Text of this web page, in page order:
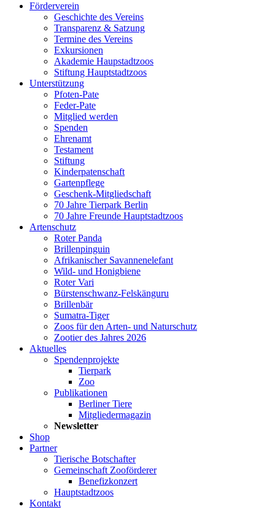
Förderverein
Geschichte des Vereins
Transparenz & Satzung
Termine des Vereins
Exkursionen
Akademie Haupstadtzoos
Stiftung Hauptstadtzoos
Unterstützung
Pfoten-Pate
Feder-Pate
Mitglied werden
Spenden
Ehrenamt
Testament
Stiftung
Kinderpatenschaft
Gartenpflege
Geschenk-Mitgliedschaft
70 Jahre Tierpark Berlin
70 Jahre Freunde Hauptstadtzoos
Artenschutz
Roter Panda
Brillenpinguin
Afrikanischer Savannenelefant
Wild- und Honigbiene
Roter Vari
Bürstenschwanz-Felskänguru
Brillenbär
Sumatra-Tiger
Zoos für den Arten- und Naturschutz
Zootier des Jahres 2026
Aktuelles
Spendenprojekte
Tierpark
Zoo
Publikationen
Berliner Tiere
Mitgliedermagazin
Newsletter
Shop
Partner
Tierische Botschafter
Gemeinschaft Zooförderer
Benefizkonzert
Hauptstadtzoos
Kontakt